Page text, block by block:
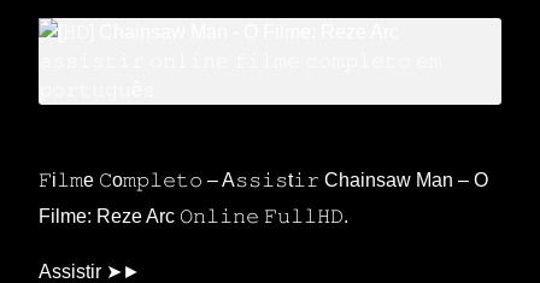
𝙵i𝚕𝚖e 𝙲o𝚖𝚙𝚕𝚎𝚝𝚘 – A𝚜𝚜𝚒𝚜t𝚒𝚛 Chainsaw Man – O
Filme: Reze Arc 𝙾𝚗𝚕𝚒𝚗𝚎 𝙵𝚞𝚕𝚕𝙷𝙳.
Assistir ➤►